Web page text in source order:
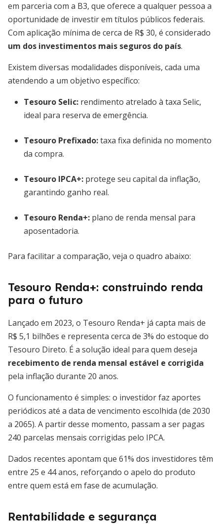
em parceria com a B3, que oferece a qualquer pessoa a
oportunidade de investir em títulos públicos federais.
Com aplicação mínima de cerca de R$ 30, é considerado
um dos investimentos mais seguros do país.
Existem diversas modalidades disponíveis, cada uma
atendendo a um objetivo específico:
Tesouro Selic: rendimento atrelado à taxa Selic,
ideal para reserva de emergência.
Tesouro Prefixado:taxa fixa definida no momento
da compra.
Tesouro IPCA+: protege seu capital da inflação,
garantindo ganho real.
Tesouro Renda+: plano de renda mensal para
aposentadoria.
Para facilitar a comparação, veja o quadro abaixo:
Tesouro Renda+: construindo renda
para o futuro
Lançado em 2023, o Tesouro Renda+ já capta mais de
R$ 5,1 bilhões e representa cerca de 3% do estoque do
Tesouro Direto. É a solução ideal para quem deseja
recebimento de renda mensal estável e corrigida
pela inflação durante 20 anos.
O funcionamento é simples: o investidor faz aportes
periódicos até a data de vencimento escolhida (de 2030
a 2065). A partir desse momento, passam a ser pagas
240 parcelas mensais corrigidas pelo IPCA.
Dados recentes apontam que 61% dos investidores têm
entre 25 e 44 anos, reforçando o apelo do produto
entre quem está em fase de acumulação.
Rentabilidade e segurança